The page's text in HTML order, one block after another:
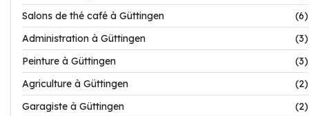
Salons de thé café à Güttingen
(6)
Administration à Güttingen
(3)
Peinture à Güttingen
(3)
Agriculture à Güttingen
(2)
Garagiste à Güttingen
(2)